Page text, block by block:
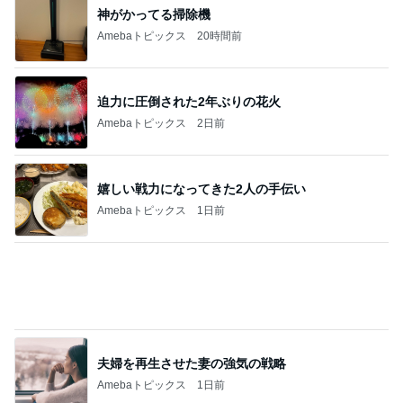
モモコ夫 妻の土産はあわびや松茸
台風直撃の時に連絡がなかった親族
Amebaトピックス 1日前